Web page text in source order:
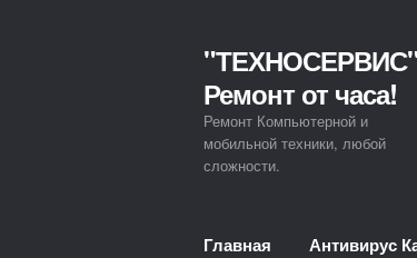
Перейти к навигации
Перейти к содержимому
Ремонт от часа!
Ремонт Компьютерной и
мобильной техники, любой
сложности.
Главная Антивирус